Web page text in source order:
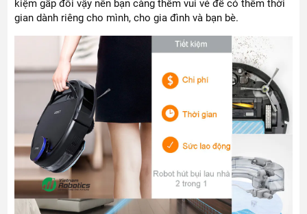
kiệm gấp đôi vậy nên bạn càng thêm vui vẻ để có thêm thời
gian dành riêng cho mình, cho gia đình và bạn bè.